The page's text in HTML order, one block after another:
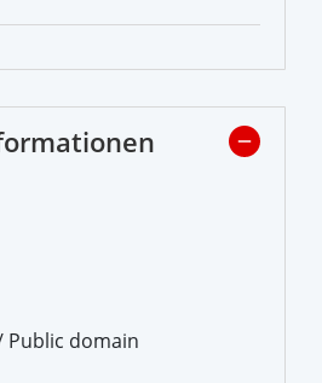
Public domain